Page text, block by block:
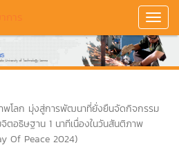
การ
พโลก มุ่งสู่การพัฒนาที่ยั่งยืนจัดกิจกรรม
ตอธิษฐาน 1 นาทีเนื่องในวันสันติภาพ
Of Peace 2024)